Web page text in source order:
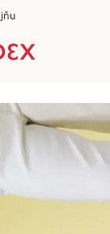
vás